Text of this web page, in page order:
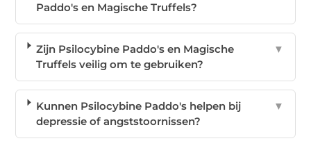
Paddo's en Magische Truffels?
Zijn Psilocybine Paddo's en Magische
Truffels veilig om te gebruiken?
▼
Kunnen Psilocybine Paddo's helpen bij
depressie of angststoornissen?
▼